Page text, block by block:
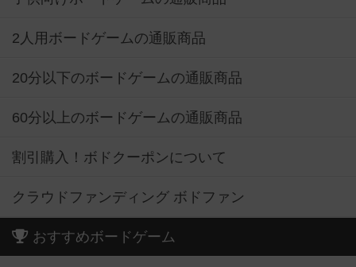
2人用ボードゲームの通販商品
20分以下のボードゲームの通販商品
60分以上のボードゲームの通販商品
割引購入！ボドクーポンについて
クラウドファンディング ボドファン
おすすめボードゲーム